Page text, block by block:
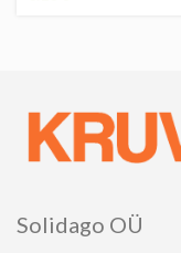
Solidago OÜ